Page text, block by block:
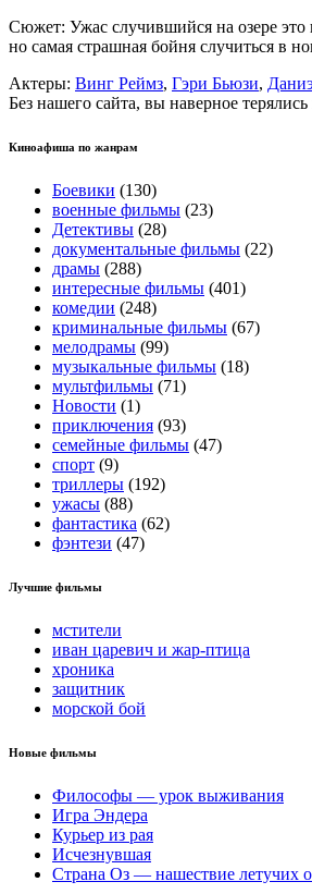
Сюжет: Ужас случившийся на озере это
но самая страшная бойня случиться в
Актеры: Винг Реймз, Гэри Бьюзи,
Без нашего сайта, вы наверное
Киноафиша по жанрам
Боевики (130)
военные фильмы (23)
Детективы (28)
документальные фильмы (22)
драмы (288)
интересные фильмы (401)
комедии (248)
криминальные фильмы (67)
мелодрамы (99)
музыкальные фильмы (18)
мультфильмы (71)
Новости (1)
приключения (93)
семейные фильмы (47)
спорт (9)
триллеры (192)
ужасы (88)
фантастика (62)
фэнтези (47)
Лучшие фильмы
мстители
иван царевич и жар-птица
хроника
защитник
морской бой
Новые фильмы
Философы — урок выживания
Игра Эндера
Курьер из рая
Исчезнувшая
Страна Оз — нашествие летучих